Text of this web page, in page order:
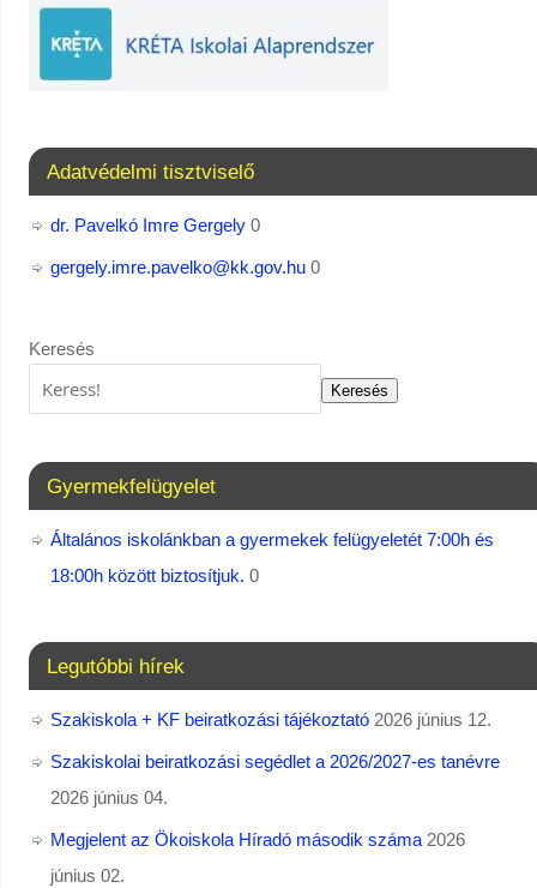
Adatvédelmi tisztviselő
dr. Pavelkó Imre Gergely0
gergely.imre.pavelko@kk.gov.hu0
Keresés
Keresés
Gyermekfelügyelet
Általános iskolánkban a gyermekek felügyeletét 7:00h és
18:00h között biztosítjuk. 0
Legutóbbi hírek
Szakiskola + KF beiratkozási tájékoztató 2026 június 12.
Szakiskolai beiratkozási segédlet a 2026/2027-es tanévre
2026 június 04.
Megjelent az Ökoiskola Híradó második száma 2026
június 02.